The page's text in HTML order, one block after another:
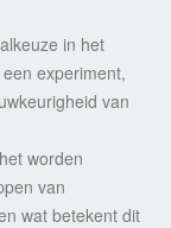
in het
experiment,
van
worden
van
wat betekent dit